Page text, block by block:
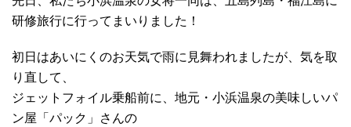
研修旅行に行ってまいりました！
初日はあいにくのお天気で雨に見舞われましたが、気を取
り直して、
ジェットフォイル乗船前に、地元・小浜温泉の美味しいパ
ン屋「パック」さんの